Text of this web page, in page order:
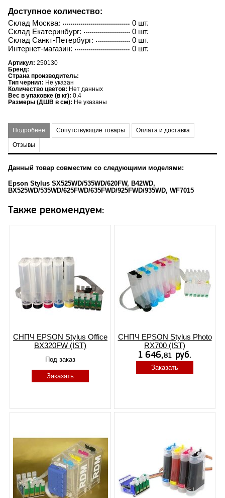
Доступное количество:
0 шт.
Склад Москва:
0 шт.
Склад Екатеринбург:
0 шт.
Склад Санкт-Петербург:
0 шт.
Интернет-магазин:
Артикул: 250130
Бренд:
Страна производитель:
Тип чернил: Не указан
Количество цветов: Нет данных
Вес в упаковке (в кг): 0.4
Размеры (ДШВ в см): Не указаны
Подробнее Сопутствующие товары Оплата и доставка
Отзывы
Данный товар совместим со следующими моделями:
Epson Stylus SX525WD/535WD/620FW, B42WD,
BX525WD/535WD/625FWD/635FWD/925FWD/935WD, WF7015
Также рекомендуем:
СНПЧ EPSON Stylus Office
BX320FW (IST)
Под заказ
Заказать
СНПЧ EPSON Stylus Photo
RX700 (IST)
Заказать